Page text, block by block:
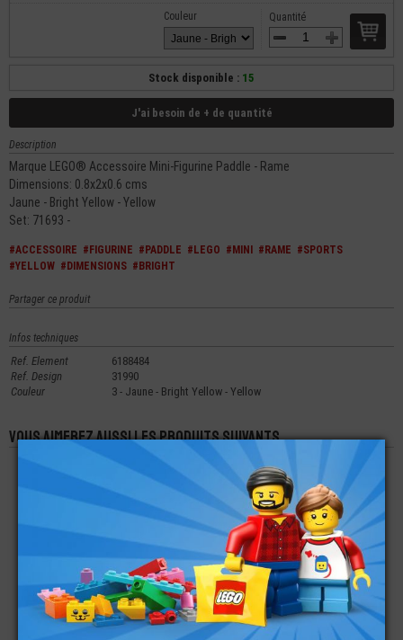
Quantité
Couleur
Stock disponible : 15
J'ai besoin de + de quantité
Description
Marque LEGO® Accessoire Mini-Figurine Paddle - Rame
Dimensions: 0.8x2x0.6 cms
Jaune - Bright Yellow - Yellow
Set: 71693 -
#ACCESSOIRE #FIGURINE #PADDLE #LEGO #MINI #RAME #SPORTS
#YELLOW #DIMENSIONS #BRIGHT
Partager ce produit
Infos techniques
Ref. Element
6188484
Ref. Design
31990
Couleur
3 - Jaune - Bright Yellow - Yellow
Vous aimerez aussi les produits suivants
LEGO® ACCESSOIRE
BOUCLIER
0,76€
LEGO® MINI-
FIGURINE TÊTE
MONSTRE ALIEN
HALLOWEEN (7L)
5,99€
LEGO® ACCESSOIRE
MINI-FIGURINE
GRAPPIN CROCHET
ANCRE
2,00
LEGO® MINI-
LEGO® MINI-
LEGO® ACCESSOIRE